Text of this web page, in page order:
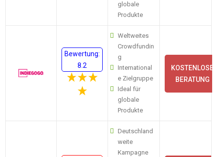
globale
Produkte
Bewertung:
8.2
Weltweites
Crowdfundin
g
International
e Zielgruppe
Ideal für
globale
Produkte
KOSTENLOSE
BERATUNG
Deutschland
weite
Kampagne